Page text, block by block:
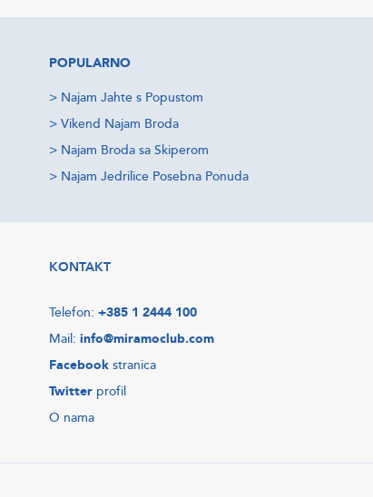
POPULARNO
> Najam Jahte s Popustom
> Vikend Najam Broda
> Najam Broda sa Skiperom
> Najam Jedrilice Posebna Ponuda
KONTAKT
Telefon: +385 1 2444 100
Mail: info@miramoclub.com
Facebook stranica
Twitter profil
O nama